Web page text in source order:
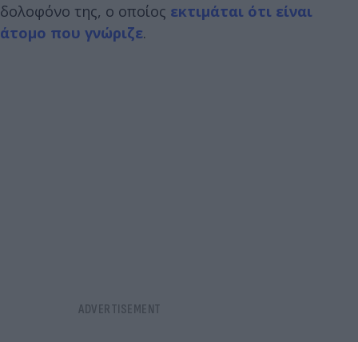
δολοφόνο της, ο οποίος εκτιμάται ότι είναι
άτομο που γνώριζε.